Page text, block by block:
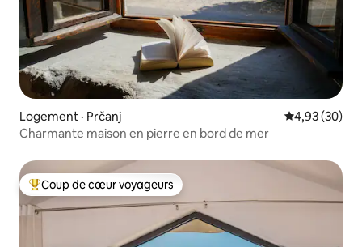
Logement · Prčanj Note
4,93 (30)
Charmante maison en pierre en bord de mer
Coup de cœur voyageurs parmi les plus aimés
Coup de cœur voyageurs